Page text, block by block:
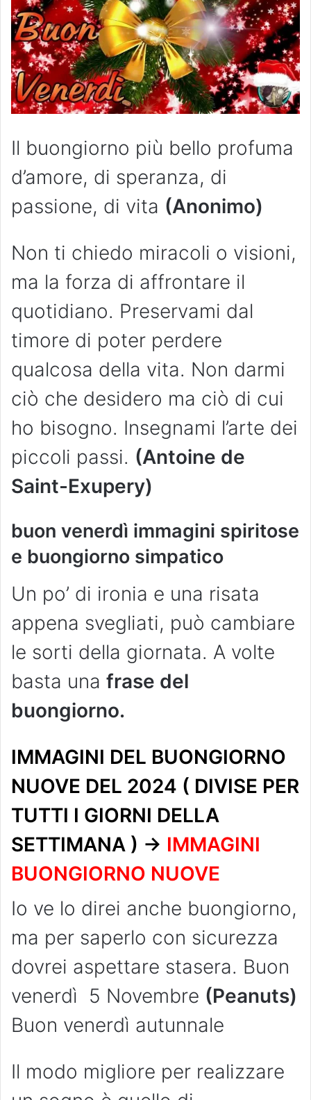
Il buongiorno più bello profuma
d’amore, di speranza, di
passione, di vita (Anonimo)
Non ti chiedo miracoli o visioni,
ma la forza di affrontare il
quotidiano. Preservami dal
timore di poter perdere
qualcosa della vita. Non darmi
ciò che desidero ma ciò di cui
ho bisogno. Insegnami l’arte dei
piccoli passi. (Antoine de
Saint-Exupery)
buon venerdì immagini spiritose
e buongiorno simpatico
Un po’ di ironia e una risata
appena svegliati, può cambiare
le sorti della giornata. A volte
basta una frase del
buongiorno.
IMMAGINI DEL BUONGIORNO
NUOVE DEL 2024 ( DIVISE PER
TUTTI I GIORNI DELLA
SETTIMANA ) -> IMMAGINI
BUONGIORNO NUOVE
Io ve lo direi anche buongiorno,
ma per saperlo con sicurezza
dovrei aspettare stasera. Buon
venerdì 5 Novembre (Peanuts)
Buon venerdì autunnale
Il modo migliore per realizzare